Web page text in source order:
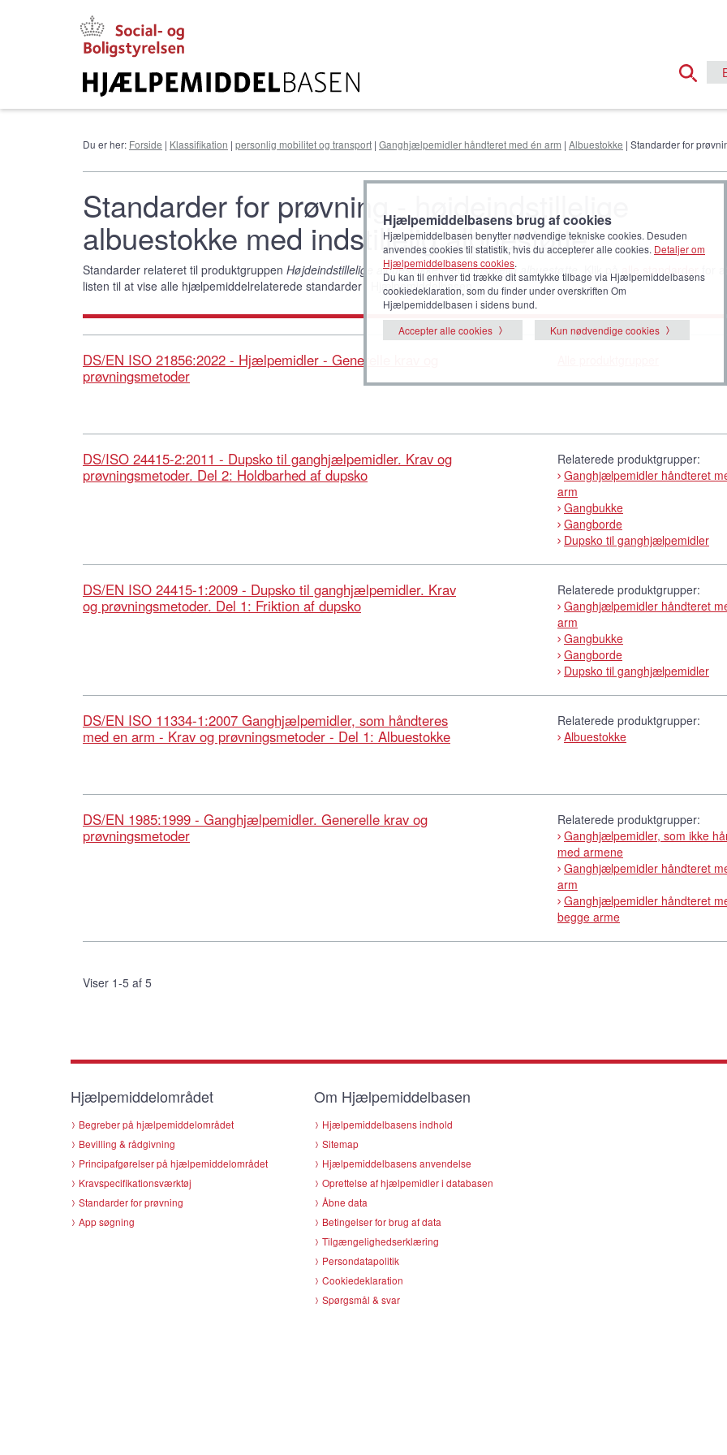
Du er her: Forside | Klassifikation | personlig mobilitet og transport | Ganghjælpemidler håndteret med én arm | Albuestokke | Standarder for
Standarder for prøvning - højdeindstillelige
albuestokke med indstillelig albuestøtte
Standarder relateret til produktgruppen Højdeindstillelige albuestokke med indstillelig albuestøtte
for
listen til at vise alle hjælpemiddelrelaterede standarder i Hjælpemiddelbasen.
DS/EN ISO 21856:2022 - Hjælpemidler - Generelle krav og
prøvningsmetoder
DS/ISO 24415-2:2011 - Dupsko til ganghjælpemidler. Krav og
prøvningsmetoder. Del 2: Holdbarhed af dupsko
Relaterede produktgrupper:
Ganghjælpemidler håndteret
arm
Gangbukke
Gangborde
Dupsko til ganghjælpemidler
DS/EN ISO 24415-1:2009 - Dupsko til ganghjælpemidler. Krav
og prøvningsmetoder. Del 1: Friktion af dupsko
Relaterede produktgrupper:
Ganghjælpemidler håndteret
arm
Gangbukke
Gangborde
Dupsko til ganghjælpemidler
DS/EN ISO 11334-1:2007 Ganghjælpemidler, som håndteres
med en arm - Krav og prøvningsmetoder - Del 1: Albuestokke
Relaterede produktgrupper:
Albuestokke
DS/EN 1985:1999 - Ganghjælpemidler. Generelle krav og
prøvningsmetoder
Relaterede produktgrupper:
Ganghjælpemidler, som ikke
med armene
Ganghjælpemidler håndteret
arm
Ganghjælpemidler håndteret
begge arme
Viser 1-5 af 5
Hjælpemiddelområdet
Begreber på hjælpemiddelområdet
Bevilling & rådgivning
Principafgørelser på hjælpemiddelområdet
Kravspecifikationsværktøj
Standarder for prøvning
App søgning
Om Hjælpemiddelbasen
Hjælpemiddelbasens indhold
Sitemap
Hjælpemiddelbasens anvendelse
Oprettelse af hjælpemidler i databasen
Åbne data
Betingelser for brug af data
Tilgængelighedserklæring
Persondatapolitik
Cookiedeklaration
Spørgsmål & svar
Hjælpemiddelbasens brug af cookies
Hjælpemiddelbasen benytter nødvendige tekniske cookies. Desuden
anvendes cookies til statistik, hvis du accepterer alle cookies. Detaljer om
Hjælpemiddelbasens cookies.
Du kan til enhver tid trække dit samtykke tilbage via Hjælpemiddelbasens
cookiedeklaration, som du finder under overskriften Om
Hjælpemiddelbasen i sidens bund.
Accepter alle cookies
Kun nødvendige cookies